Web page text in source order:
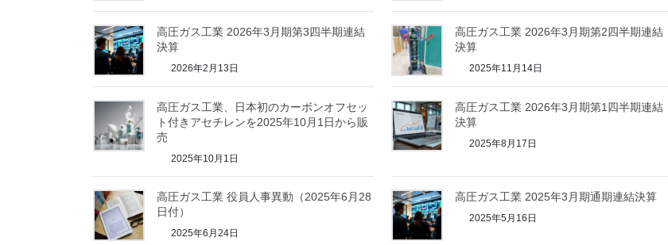
高圧ガス工業 2026年3月期第3四半期連結
決算
2026年2月13日
高圧ガス工業 2026年3月期第2四半期連結
決算
2025年11月14日
高圧ガス工業、日本初のカーボンオフセッ
ト付きアセチレンを2025年10月1日から販
売
2025年10月1日
高圧ガス工業 2026年3月期第1四半期連結
決算
2025年8月17日
高圧ガス工業 役員人事異動（2025年6月28
日付）
2025年6月24日
高圧ガス工業 2025年3月期通期連結決算
2025年5月16日